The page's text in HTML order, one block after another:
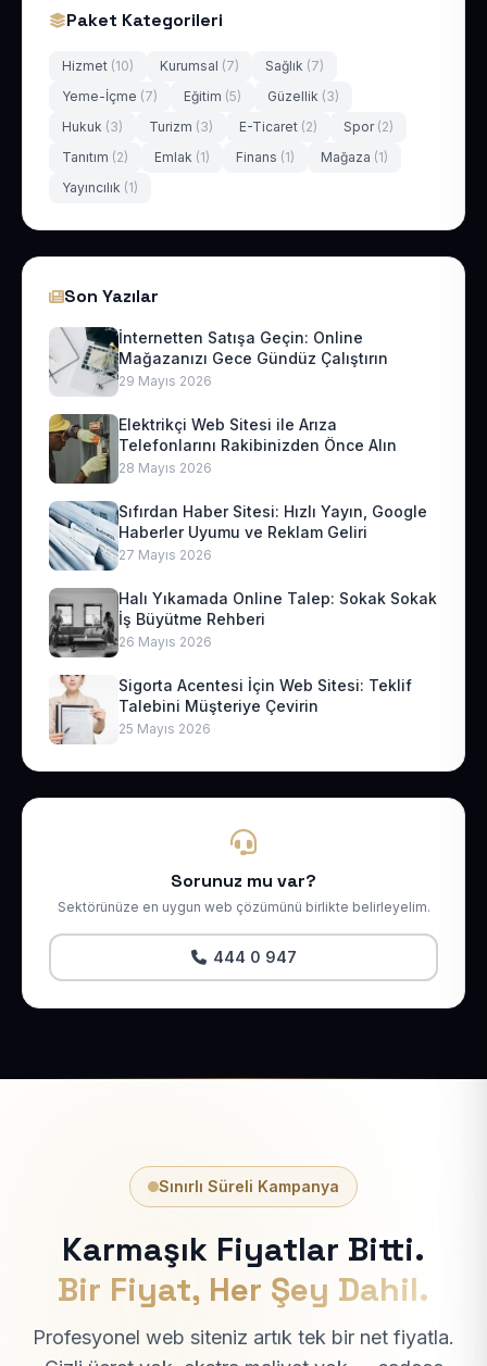
Paket Kategorileri
Hizmet (10) Kurumsal (7) Sağlık (7)
Yeme-İçme (7) Eğitim (5) Güzellik (3)
Hukuk (3) Turizm (3) E-Ticaret (2) Spor (2)
Tanıtım (2) Emlak (1) Finans (1) Mağaza (1)
Yayıncılık (1)
Son Yazılar
İnternetten Satışa Geçin: Online
Mağazanızı Gece Gündüz Çalıştırın
29 Mayıs 2026
Elektrikçi Web Sitesi ile Arıza
Telefonlarını Rakibinizden Önce Alın
28 Mayıs 2026
Sıfırdan Haber Sitesi: Hızlı Yayın, Google
Haberler Uyumu ve Reklam Geliri
27 Mayıs 2026
Halı Yıkamada Online Talep: Sokak Sokak
İş Büyütme Rehberi
26 Mayıs 2026
Sigorta Acentesi İçin Web Sitesi: Teklif
Talebini Müşteriye Çevirin
25 Mayıs 2026
Sorunuz mu var?
Sektörünüze en uygun web çözümünü birlikte belirleyelim.
444 0 947
Sınırlı Süreli Kampanya
Karmaşık Fiyatlar Bitti.
Bir Fiyat, Her Şey Dahil.
Profesyonel web siteniz artık tek bir net fiyatla.